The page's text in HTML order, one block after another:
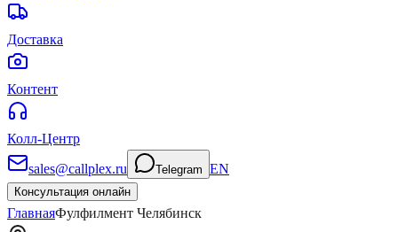
Доставка
Контент
Колл-Центр
sales@callplex.ru
Telegram EN
Консультация онлайн
ГлавнаяФулфилмент Челябинск